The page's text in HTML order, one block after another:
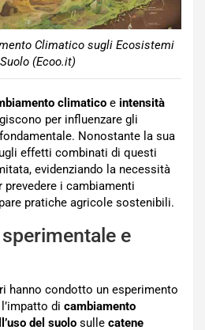
Climatico sugli Ecosistemi
(Ecoo.it)
climatico e intensità
per influenzare gli
Nonostante la sua
effetti combinati di questi
evidenziando la necessità
i cambiamenti
pratiche agricole sostenibili.
e
hanno condotto un esperimento
di cambiamento
del suolo sulle catene